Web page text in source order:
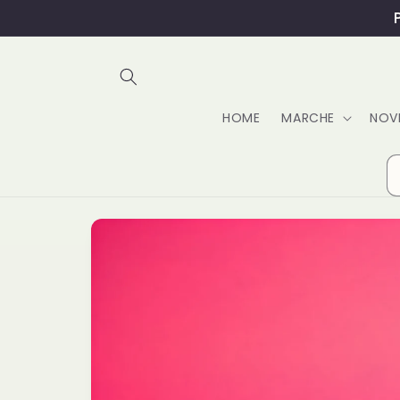
ai contenuti
HOME MARCHE
Passa alle